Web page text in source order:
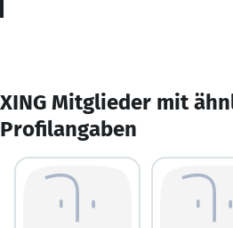
XING Mitglieder mit
Profilangaben